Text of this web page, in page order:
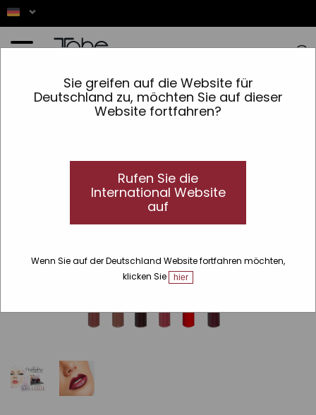
Sie greifen auf die Website für
Deutschland zu, möchten Sie auf dieser
Website fortfahren?
Rufen Sie die
International Website
auf
Wenn Sie auf der Deutschland Website fortfahren möchten,
klicken Sie
hier
Make-up »Lippen »Profiler »Lippenprofiler